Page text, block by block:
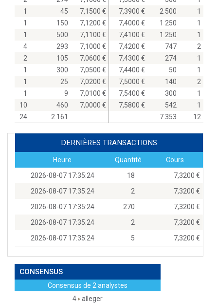
1
45
7,1500
1
150
7,1200
1
500
7,1100
4
293
7,1000
2
105
7,0600
1
300
7,0500
1
25
7,0200
1
9
7,0100
10
460
7,0000
24
2 161
7,3900
2 500
1
7,4000
1 250
1
7,4100
1 250
1
7,4200
747
2
7,4300
274
1
7,4400
50
1
7,5000
140
2
7,5400
300
1
7,5800
542
1
7 353
12
DERNIÈRES TRANSACTIONS
Heure Quantité
Cours
2026-08-07 17:35:24
18
7,3200
2026-08-07 17:35:24
2
7,3200
2026-08-07 17:35:24
270
7,3200
2026-08-07 17:35:24
2
7,3200
2026-08-07 17:35:24
5 7,3200
CONSENSUS
Consensus de 2 analystes
4
alleger